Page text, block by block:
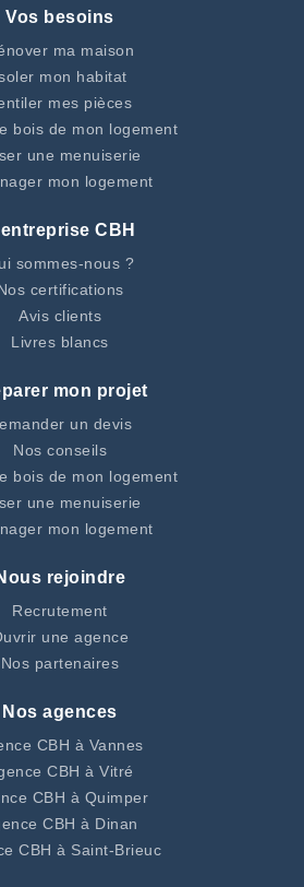
Vos besoins
ma maison
mon habitat
mes pièces
bois de mon logement
une menuiserie
mon logement
CBH
sommes-nous ?
certifications
Avis clients
Livres blancs
mon projet
un devis
Nos conseils
bois de mon logement
une menuiserie
mon logement
rejoindre
Recrutement
une agence
Nos partenaires
Nos agences
CBH à Vannes
CBH à Vitré
CBH à Quimper
CBH à Dinan
CBH à Saint-Brieuc